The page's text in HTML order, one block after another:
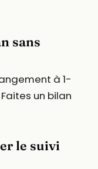
sans
à 1-
un bilan
le suivi